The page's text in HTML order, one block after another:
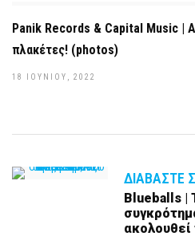
Panik Records & Capital Music |
πλακέτες! (photos)
18 ΙΟΥΝΊΟΥ, 2022
ΔΙΑΒΆΣΤΕ
Blueballs |